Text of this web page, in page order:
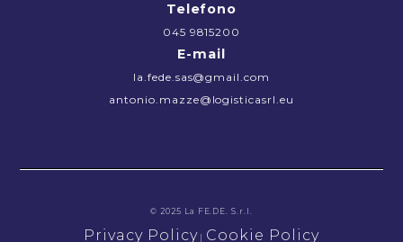
Telefono
045 9815200
E-mail
la.fede.sas@gmail.com
antonio.mazze@logisticasrl.eu
© 2025 La FE.DE. S.r.l.
Privacy Policy | Cookie Policy